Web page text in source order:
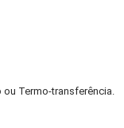
Termo-transferência.